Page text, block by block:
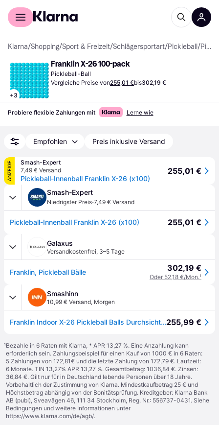
Für Shopper
Klarna/Shopping/Sport & Freizeit/Schlägersportart/Pickleball / Pickleball-Bälle
+3
Franklin X-26 100-pack
Pickleball-Ball
Vergleiche Preise von255,01 €bis302,19 €
Probiere flexible Zahlungen mit Lerne wie
Empfohlen Preis inklusive Versand
ANZEIGE
Smash-Expert
7,49 € Versand
Pickleball-Innenball Franklin X-26 (x100)
255,01 €
Smash-Expert
Niedrigster Preis·7,49 € Versand
Pickleball-Innenball Franklin X-26 (x100) 255,01 €
Galaxus
Versandkostenfrei, 3–5 Tage
Franklin, Pickleball Bälle 302,19 €
Oder 52,18 €/Mon.¹
Smashinn
10,99 € Versand, Morgen
Franklin Indoor X-26 Pickleball Balls Durchsichtig 100 Balls255,99 €
¹Bezahle in 6 Raten mit Klarna, * APR 13,27 %. Eine Anzahlung kann
erforderlich sein. Zahlungsbeispiel für einen Kauf von 1000 € in 6 Raten:
5 Zahlungen von 172,81€ und die letzte Zahlung von 172,79 €. Laufzeit:
6 Monate. TIN 13,27% APR 13,27 %. Gesamtbetrag: 1036,84 €. Zinsen:
36,84 €. Gilt nur für in Deutschland lebende Personen über 18 Jahre.
Vorbehaltlich der Zustimmung von Klarna. Mindestkaufbetrag 25 € und
Höchstbetrag abhängig von der Bonitätsprüfung. Kreditgeber: Klarna Bank
AB (publ), Sveavägen 46, 111 34 Stockholm, Reg. Nr.: 556737-0431. Siehe
Bedingungen und weitere Informationen unter
https://www.klarna.com/de/agb/.